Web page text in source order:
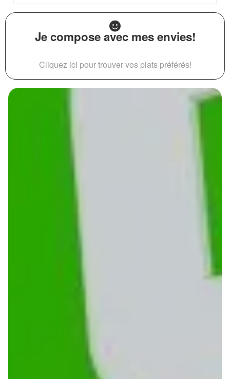
Je compose avec mes envies!
Cliquez ici pour trouver vos plats préférés!